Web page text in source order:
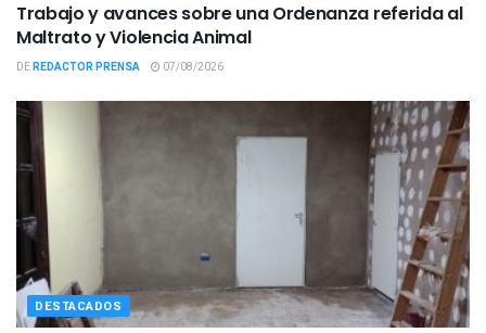
Trabajo y avances sobre una Ordenanza referida al
Maltrato y Violencia Animal
DEREDACTOR PRENSA 07/08/2026
DESTACADOS